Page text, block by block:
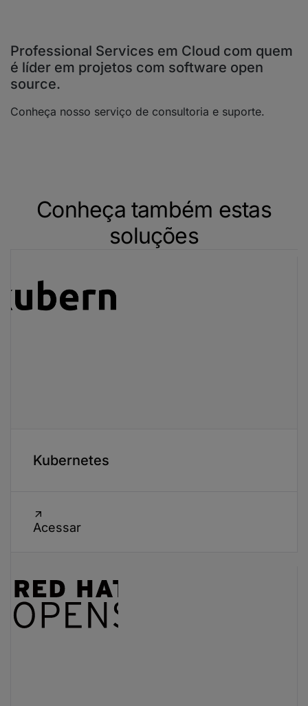
Professional Services em Cloud com quem
é líder em projetos com software open
source.
Conheça nosso serviço de consultoria e suporte.
Conheça também estas
soluções
Kubernetes
Acessar